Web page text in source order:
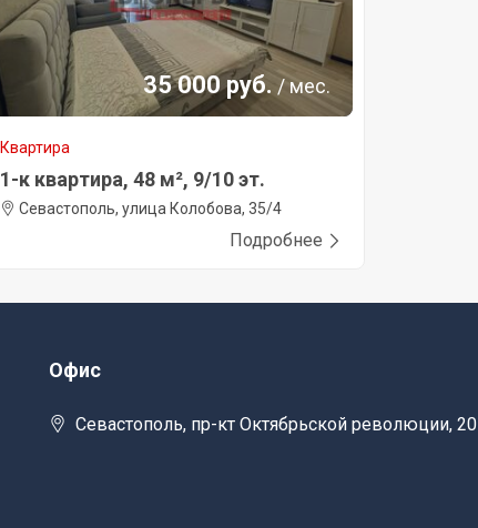
35 000 руб. / мес.
Квартира
1-к квартира, 48 м², 9/10 эт.
Севастополь, улица Колобова, 35/4
Подробнее
Офис
Севастополь, пр-кт Октябрьской революции, 20